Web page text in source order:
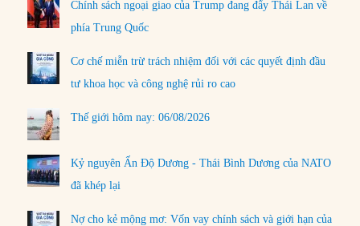
Chính sách ngoại giao của Trump đang đẩy Thái Lan về
phía Trung Quốc
Cơ chế miễn trừ trách nhiệm đối với các quyết định đầu
tư khoa học và công nghệ rủi ro cao
Thế giới hôm nay: 06/08/2026
Kỷ nguyên Ấn Độ Dương - Thái Bình Dương của NATO
đã khép lại
Nợ cho kẻ mộng mơ: Vốn vay chính sách và giới hạn của